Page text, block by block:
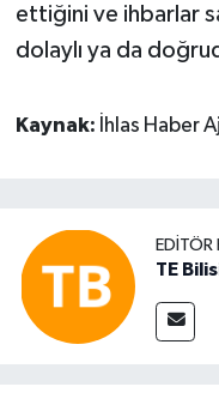
ettiğini ve ihbarlar
dolaylı ya da
Kaynak: İhlas Haber
EDITÖR
TE